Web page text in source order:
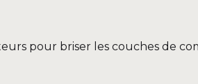
pour briser les couches de